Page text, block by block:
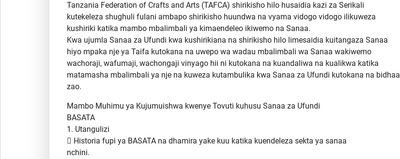
Tanzania Federation of Crafts and Arts (TAFCA) shirikisho hilo husaidia kazi za Serikali
kutekeleza shughuli fulani ambapo shirikisho huundwa na vyama vidogo vidogo ilikuweza
kushiriki katika mambo mbalimbali ya kimaendeleo ikiwemo na Sanaa.
Kwa ujumla Sanaa za Ufundi kwa kushirikiana na shirikisho hilo limesaidia kuitangaza Sanaa
hiyo mpaka nje ya Taifa kutokana na uwepo wa wadau mbalimbali wa Sanaa wakiwemo
wachoraji, wafumaji, wachongaji vinyago hii ni kutokana na kuandaliwa na kualikwa katika
matamasha mbalimbali ya nje na kuweza kutambulika kwa Sanaa za Ufundi kutokana na bidhaa
zao.
Mambo Muhimu ya Kujumuishwa kwenye Tovuti kuhusu Sanaa za Ufundi
BASATA
1. Utangulizi
 Historia fupi ya BASATA na dhamira yake kuu katika kuendeleza sekta ya sanaa
nchini.